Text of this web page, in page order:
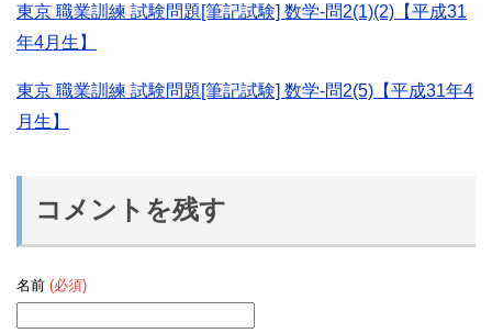
東京 職業訓練 試験問題[筆記試験] 数学-問2(1)(2)【平成31
年4月生】
東京 職業訓練 試験問題[筆記試験] 数学-問2(5)【平成31年4
月生】
コメントを残す
名前 (必須)